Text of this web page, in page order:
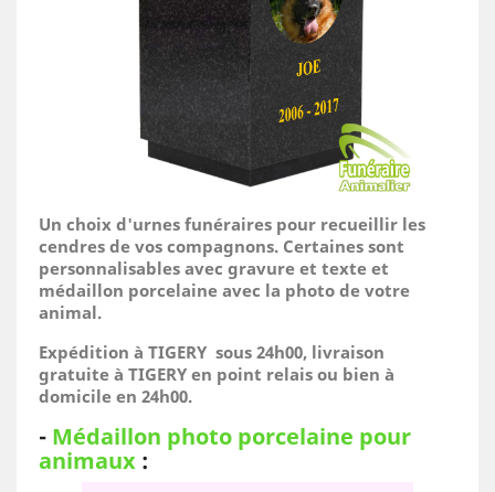
Un choix d'urnes funéraires pour recueillir les
cendres de vos compagnons. Certaines sont
personnalisables avec gravure et texte et
médaillon porcelaine avec la photo de votre
animal.
Expédition à TIGERY sous 24h00, livraison
gratuite à TIGERY en point relais ou bien à
domicile en 24h00.
- Médaillon photo porcelaine pour
animaux :